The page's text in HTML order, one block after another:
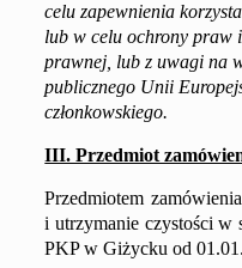
celu zapewnienia
lub w celu ochrony praw
prawnej, lub z uwagi na
publicznego Unii
członkowskiego.
III. Przedmiot
Przedmiotem
i utrzymanie czystości w
PKPw Giżyckuod 01.0